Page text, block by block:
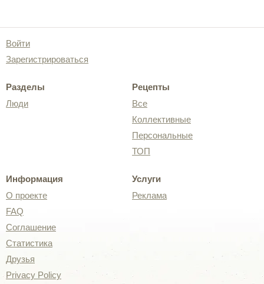
Войти
Зарегистрироваться
Разделы
Люди
Рецепты
Все
Коллективные
Персональные
ТОП
Информация
О проекте
FAQ
Соглашение
Статистика
Друзья
Privacy Policy
Услуги
Реклама